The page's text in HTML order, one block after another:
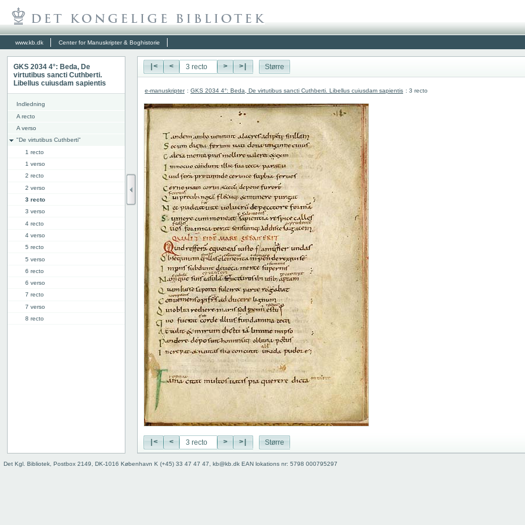
www.kb.dk Center for Manuskripter & Boghistorie
GKS 2034 4°: Beda, De
virtutibus sancti Cuthberti.
Libellus cuiusdam sapientis
Indledning
A recto
A verso
"De virtutibus Cuthberti"
1 recto
1 verso
2 recto
2 verso
3 recto
3 verso
4 recto
4 verso
5 recto
5 verso
6 recto
6 verso
7 recto
7 verso
8 recto
17v: Explicit
|< < > >| Større
e-manuskripter : GKS 2034 4°: Beda, De virtutibus sancti Cuthberti. Libellus cuiusdam sapientis : 3 recto
|< < > >| Større
Det Kgl. Bibliotek, Postbox 2149, DK-1016 København K (+45) 33 47 47 47, kb@kb.dk EAN lokations nr: 5798 000795297